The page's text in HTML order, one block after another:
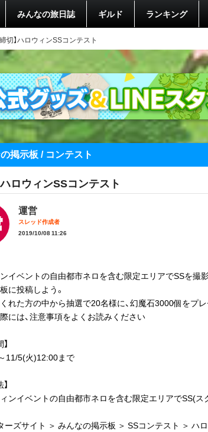
みんなの旅日誌 ギルド ランキング
締切】ハロウィンSSコンテスト
掲示板 / コンテスト
ハロウィンSSコンテスト
運営
スレッド作成者
2019/10/08 11:26
イベントの自由都市ネロを含む限定エリアでSSを撮
に投稿しよう。
れた方の中から抽選で20名様に、幻魔石3000個をプレ
には、注意事項をよくお読みください
11/5(火)12:00まで
ンイベントの自由都市ネロを含む限定エリアでSS(ス
ーズサイト ＞ みんなの掲示板 ＞ SSコンテスト ＞ ハ